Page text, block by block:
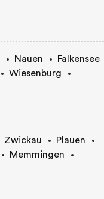
Nauen
Falkensee
Wiesenburg
Zwickau
Plauen
Memmingen